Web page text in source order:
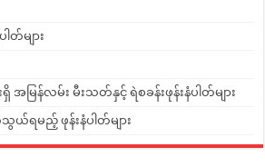
တ်များ
မြန်လမ်း မီးသတ်နှင့် ရဲစခန်းဖုန်းနံပါတ်များ
ရမည့် ဖုန်းနံပါတ်များ